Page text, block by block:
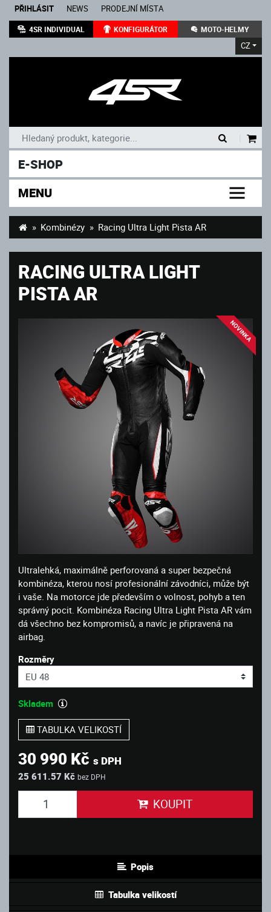
PŘIHLÁSIT NEWS PRODEJNÍ MÍSTA
4SR INDIVIDUAL KONFIGURÁTOR MOTO-HELMY
CZ
E-SHOP
MENU
Kombinézy Racing Ultra Light Pista AR
RACING ULTRA LIGHT
PISTA AR
NOVINKA
Ultralehká, maximálně perforovaná a super bezpečná
kombinéza, kterou nosí profesionální závodníci, může být
i vaše. Na motorce jde především o volnost, pohyb a ten
správný pocit. Kombinéza Racing Ultra Light Pista AR vám
dá všechno bez kompromisů, a navíc je připravená na
airbag.
Rozměry
Skladem
TABULKA VELIKOSTÍ
30 990 Kč s DPH
25 611.57 Kč bez DPH
KOUPIT
Popis
Tabulka velikostí